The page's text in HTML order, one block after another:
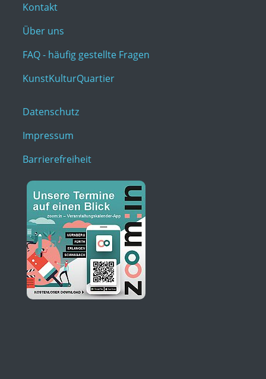
Kontakt
Über uns
FAQ - häufig gestellte Fragen
KunstKulturQuartier
Datenschutz
Impressum
Barrierefreiheit